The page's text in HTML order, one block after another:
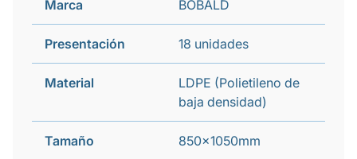
Marca BOBALD
Presentación 18 unidades
Material
LDPE (Polietileno de
baja densidad)
Tamaño 850x1050mm